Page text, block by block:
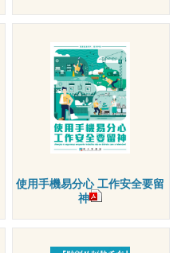
使用手機易分心 工作安全要留
神